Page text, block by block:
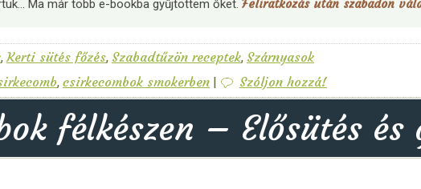
Ma már több e-bookba gyűjtöttem őket. Feliratkozás után szabadon
, Kerti sütés főzés, Szabadtűzön receptek, Szárnyasok
, csirkecombok smokerben | Szóljon hozzá!
félkészen – Elősütés